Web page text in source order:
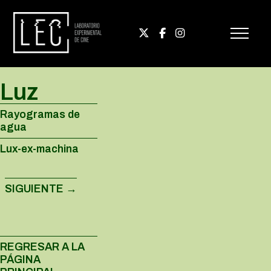
Luz
Rayogramas de
agua
Lux-ex-machina
de
SIGUIENTE →
REGRESAR A LA
PÁGINA